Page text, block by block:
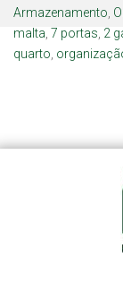
Armazenamento
malta 7 portas 2
quarto